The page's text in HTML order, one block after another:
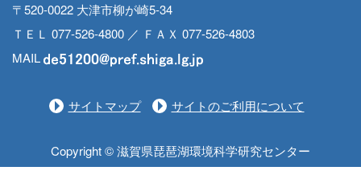
〒520-0022 大津市柳が崎5-34
ＴＥＬ 077-526-4800 ／ ＦＡＸ 077-526-4803
MAIL
サイトマップ サイトのご利用について
Copyright © 滋賀県琵琶湖環境科学研究センター